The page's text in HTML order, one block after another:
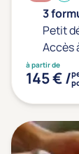
3
Petit
Accès
à partir de
145 € /